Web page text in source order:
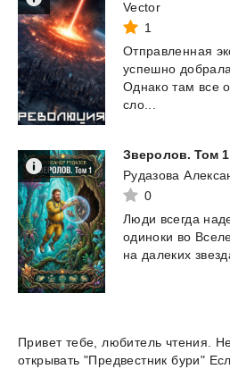
Vector
1
Отправленная
успешно
Однако там все
сло...
Зверолов. Том 1
Рудазова
0
Люди всегда
одиноки во
на далеких
Привет тебе, любитель чтения.
открывать "Предвестник бури"